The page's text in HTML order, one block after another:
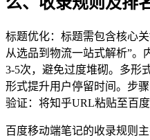
标题优化：标题需包含核心
从选品到物流一站式解析”。
3-5次，避免过度堆砌。多形
形式提升用户停留时间。步
验证：将知乎URL粘贴至百
百度移动端笔记的收录规则